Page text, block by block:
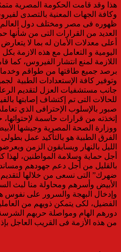
هذا وقد قامت الحكومة المصرية
ظهوره فى مصر ومختلف دول
العديد من القرارات التى من
أعلى معدلات الأمان له بما لا
اليومية و التعامل مع هذه الازمة
اللازمة لمنع انتشار الفيروس،
برصد جميع طاقتها من طواقم
وتوفير كافة الإستعدادات الطبية
جانب مستشفيات العزل لتقديم
للحالات التى تم إكتشاف إصابتها
صبور بالإسلوب الإحترافى الذي
إتخذته من قرارات حاسمة
ووزارة الصحة المصرية وجيشها
الفرق الطبية هو بالتأكيد عمل
الليل بالنهار ويسابقون الزمن
أجل حماية وسلامة المواطنين،
بالقليل من أجل دعم جهودهم
ضهرك” التى نسعى من خلالها
الأبيض وأسرهم ومحاولة منا لبث
وإدخال البهجة والسرور على نفوس
الفضيل، لكى يتمكن ذويهم من
دورهم الهام ومواصلة حربهم
من هذه الأزمة فى القريب العاجل